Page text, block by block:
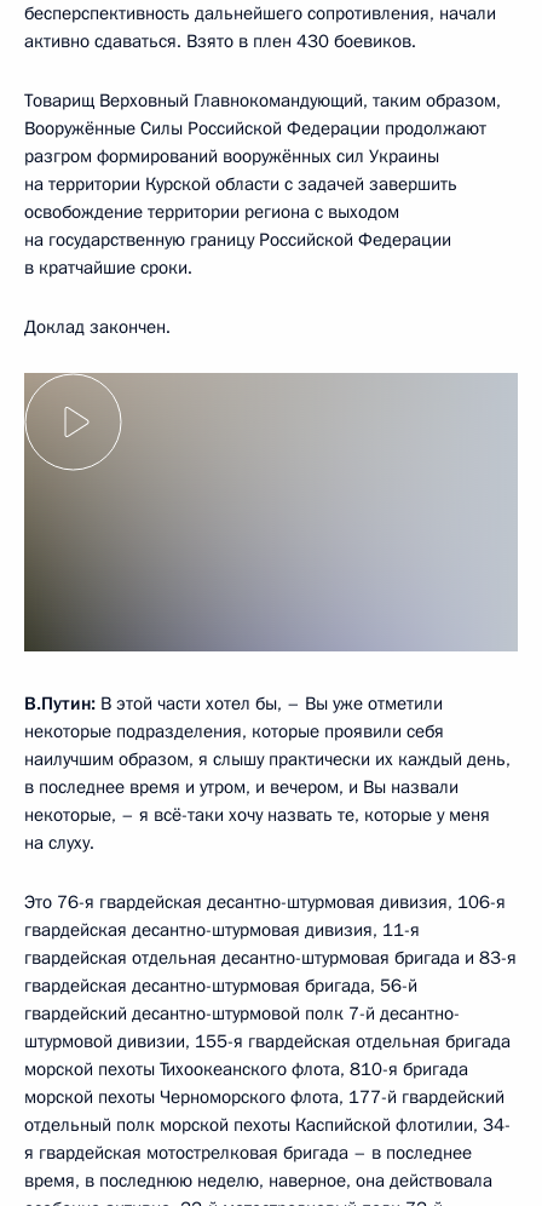
бесперспективность дальнейшего сопротивления, начали
активно сдаваться. Взято в плен 430 боевиков.
Товарищ Верховный Главнокомандующий, таким образом,
Вооружённые Силы Российской Федерации продолжают
разгром формирований вооружённых сил Украины
на территории Курской области с задачей завершить
освобождение территории региона с выходом
на государственную границу Российской Федерации
в кратчайшие сроки.
Доклад закончен.
В.Путин: В этой части хотел бы, – Вы уже отметили
некоторые подразделения, которые проявили себя
наилучшим образом, я слышу практически их каждый день,
в последнее время и утром, и вечером, и Вы назвали
некоторые, – я всё-таки хочу назвать те, которые у меня
на слуху.
Это 76-я гвардейская десантно-штурмовая дивизия, 106-я
гвардейская десантно-штурмовая дивизия, 11-я
гвардейская отдельная десантно-штурмовая бригада и 83-я
гвардейская десантно-штурмовая бригада, 56-й
гвардейский десантно-штурмовой полк 7-й десантно-
штурмовой дивизии, 155-я гвардейская отдельная бригада
морской пехоты Тихоокеанского флота, 810-я бригада
морской пехоты Черноморского флота, 177-й гвардейский
отдельный полк морской пехоты Каспийской флотилии, 34-
я гвардейская мотострелковая бригада – в последнее
время, в последнюю неделю, наверное, она действовала